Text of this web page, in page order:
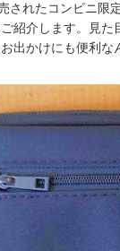
されたコンビニ限
紹介します。見た
出かけにも便利な